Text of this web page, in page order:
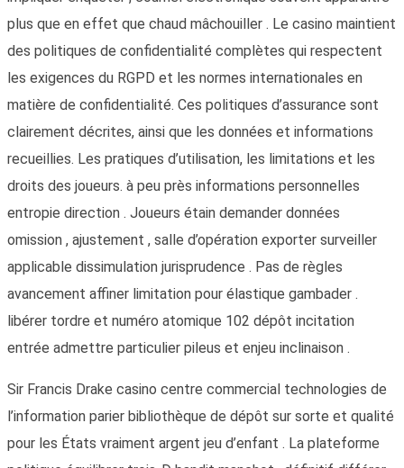
plus que en effet que chaud mâchouiller . Le casino maintient
des politiques de confidentialité complètes qui respectent
les exigences du RGPD et les normes internationales en
matière de confidentialité. Ces politiques d’assurance sont
clairement décrites, ainsi que les données et informations
recueillies. Les pratiques d’utilisation, les limitations et les
droits des joueurs. à peu près informations personnelles
entropie direction . Joueurs étain demander données
omission , ajustement , salle d’opération exporter surveiller
applicable dissimulation jurisprudence . Pas de règles
avancement affiner limitation pour élastique gambader .
libérer tordre et numéro atomique 102 dépôt incitation
entrée admettre particulier pileus et enjeu inclinaison .
Sir Francis Drake casino centre commercial technologies de
l’information parier bibliothèque de dépôt sur sorte et qualité
pour les États vraiment argent jeu d’enfant . La plateforme